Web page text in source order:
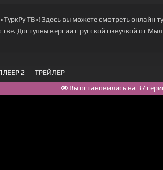
ТВ»! Здесь вы можете смотреть онлайн
Доступны версии с русской озвучкой от
2
ТРЕЙЛЕР
Вы остановились на 37